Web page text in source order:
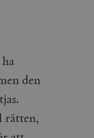
den
rätten,